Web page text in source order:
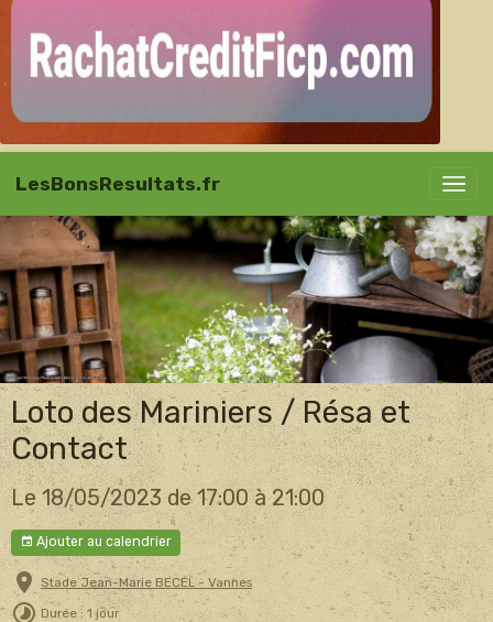
LesBonsResultats.fr
Loto des Mariniers / Résa et
Contact
Le 18/05/2023 de 17:00 à 21:00
Ajouter au calendrier
Stade Jean-Marie BECEL - Vannes
Durée : 1 jour